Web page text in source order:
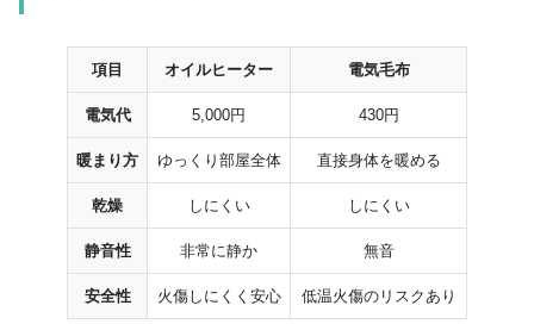
項目 オイルヒーター 電気毛布
電気代 5,000円 430円
暖まり方 ゆっくり部屋全体 直接身体を暖める
乾燥 しにくい しにくい
静音性 非常に静か 無音
安全性 火傷しにくく安心 低温火傷のリスクあり